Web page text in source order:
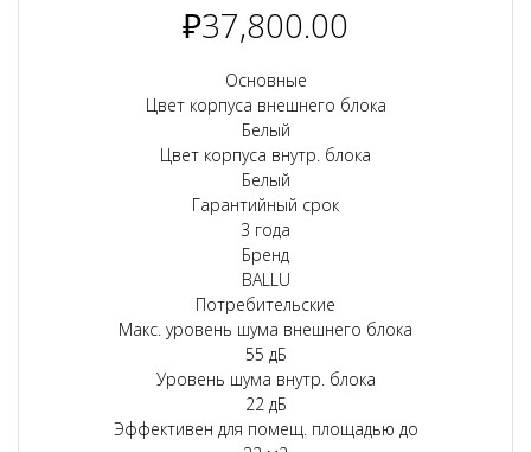
₽37,800.00
Основные
Цвет корпуса внешнего блока
Белый
Цвет корпуса внутр. блока
Белый
Гарантийный срок
3 года
Бренд
BALLU
Потребительские
Макс. уровень шума внешнего блока
55 дБ
Уровень шума внутр. блока
22 дБ
Эффективен для помещ. площадью до